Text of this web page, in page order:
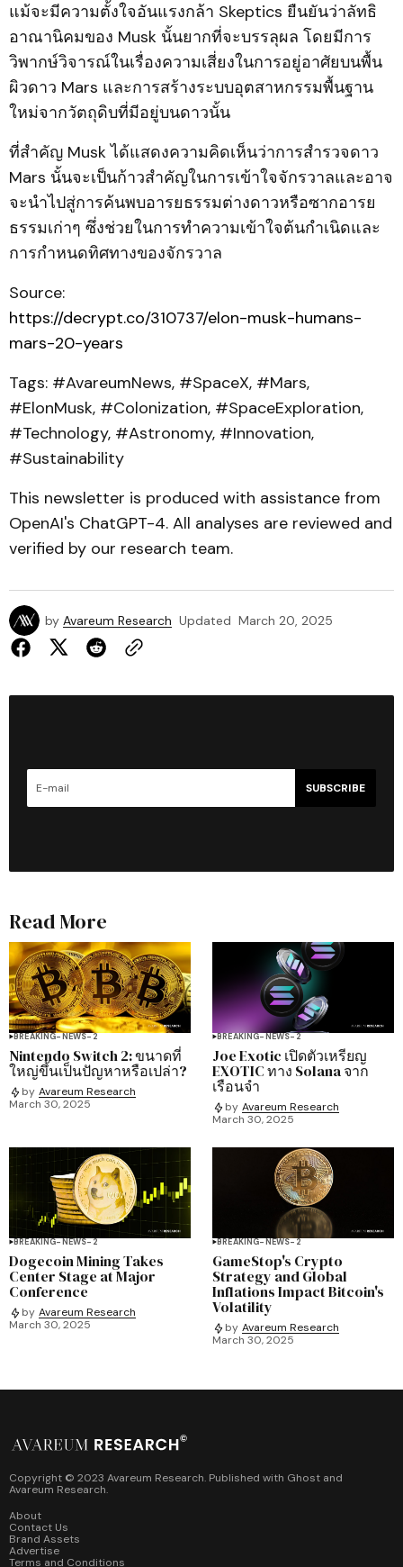
แม้จะมีความตั้งใจอันแรงกล้า Skeptics ยืนยันว่าลัทธิ
อาณานิคมของ Musk นั้นยากที่จะบรรลุผล โดยมีการ
วิพากษ์วิจารณ์ในเรื่องความเสี่ยงในการอยู่อาศัยบนพื้น
ผิวดาว Mars และการสร้างระบบอุตสาหกรรมพื้นฐาน
ใหม่จากวัตถุดิบที่มีอยู่บนดาวนั้น
ที่สำคัญ Musk ได้แสดงความคิดเห็นว่าการสำรวจดาว
Mars นั้นจะเป็นก้าวสำคัญในการเข้าใจจักรวาลและอาจ
จะนำไปสู่การค้นพบอารยธรรมต่างดาวหรือซากอารย
ธรรมเก่าๆ ซึ่งช่วยในการทำความเข้าใจต้นกำเนิดและ
การกำหนดทิศทางของจักรวาล
Source:
https://decrypt.co/310737/elon-musk-humans-
mars-20-years
Tags: #AvareumNews, #SpaceX, #Mars,
#ElonMusk, #Colonization, #SpaceExploration,
#Technology, #Astronomy, #Innovation,
#Sustainability
This newsletter is produced with assistance from
OpenAI's ChatGPT-4. All analyses are reviewed and
verified by our research team.
by Avareum Research Updated March 20, 2025
SUBSCRIBE
Read More
BREAKING-NEWS-2
Nintendo Switch 2: ขนาดที่
ใหญ่ขึ้นเป็นปัญหาหรือเปล่า?
by Avareum Research
March 30, 2025
BREAKING-NEWS-2
Joe Exotic เปิดตัวเหรียญ
EXOTIC ทาง Solana จาก
เรือนจำ
by Avareum Research
March 30, 2025
BREAKING-NEWS-2
Dogecoin Mining Takes
Center Stage at Major
Conference
by Avareum Research
March 30, 2025
BREAKING-NEWS-2
GameStop's Crypto
Strategy and Global
Inflations Impact Bitcoin's
Volatility
by Avareum Research
March 30, 2025
Copyright © 2023 Avareum Research. Published with Ghost and
Avareum Research.
About
Contact Us
Brand Assets
Advertise
Terms and Conditions